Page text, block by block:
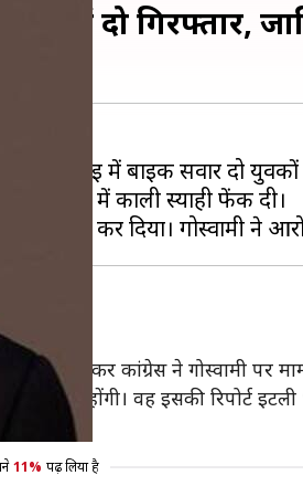
में दो गिरफ्तार,
को मुंबई में बाइक सवार दो
साइड में काली स्याही फेंक दी।
को लेकर कांग्रेस ने गोस्वामी पर
खुश होंगी। वह इसकी रिपोर्ट
11% पढ़ लिया है